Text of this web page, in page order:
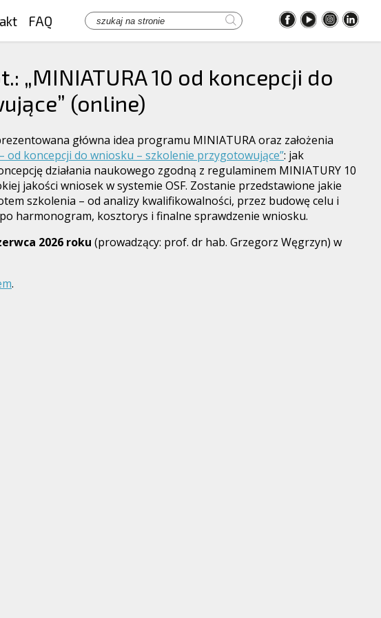
FAQ
„MINIATURA 10 od koncepcji do
(online)
główna idea programu MINIATURA oraz założenia
od koncepcji do wniosku – szkolenie przygotowujące”: jak
działania naukowego zgodną z regulaminem MINIATURY 10
jakości wniosek w systemie OSF. Zostanie przedstawione jakie
szkolenia – od analizy kwalifikowalności, przez budowę celu i
harmonogram, kosztorys i finalne sprawdzenie wniosku.
2026 roku (prowadzący: prof. dr hab. Grzegorz Węgrzyn) w
.